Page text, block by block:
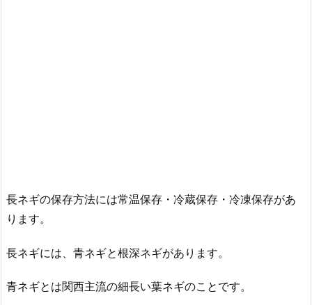
長ネギの保存方法には常温保存・冷蔵保存・冷凍保存があ
ります。
長ネギには、青ネギと根深ネギがあります。
青ネギとは関西主流の細長い葉ネギのことです。